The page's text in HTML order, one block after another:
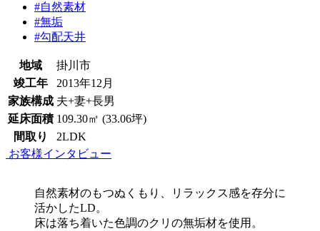
#自然素材
#無垢
#勾配天井
地域
掛川市
竣工年
2013年12月
家族構成 夫+妻+長男
延床面積 109.30㎡ (33.06坪)
間取り
2LDK
お客様インタビュー
自然素材のもつぬくもり、リラックス感を存分に
活かしたLD。
床は落ち着いた色調のクリの無垢材を使用。